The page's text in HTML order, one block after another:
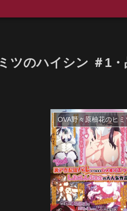
ツのハイシン ＃1
OVA野々原柚花のヒ